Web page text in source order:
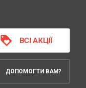
loyalty ВСІ АКЦІЇ
ДОПОМОГТИ ВАМ?